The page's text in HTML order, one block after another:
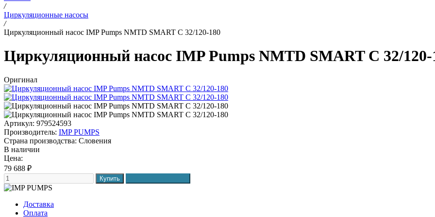
/
Циркуляционные насосы
/
Циркуляционный насос IMP Pumps NMTD SMART C 32/120-180
Циркуляционный насос IMP Pumps NMTD SMART C 32/120-
Оригинал
Артикул: 979524593
Производитель: IMP PUMPS
Страна производства: Словения
В наличии
Цена:
79 688 ₽
Доставка
Оплата